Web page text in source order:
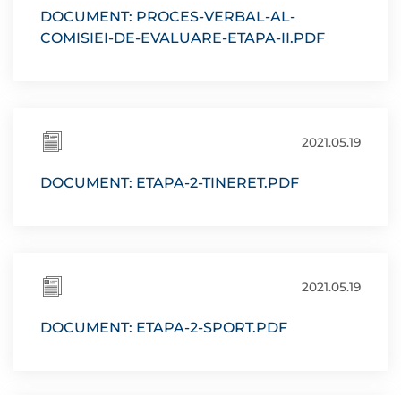
DOCUMENT: PROCES-VERBAL-AL-
COMISIEI-DE-EVALUARE-ETAPA-II.PDF
2021.05.19
DOCUMENT: ETAPA-2-TINERET.PDF
2021.05.19
DOCUMENT: ETAPA-2-SPORT.PDF